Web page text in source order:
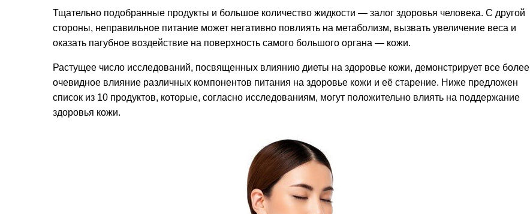
Тщательно подобранные продукты и большое количество жидкости — залог здоровья человека. С другой
стороны, неправильное питание может негативно повлиять на метаболизм, вызвать увеличение веса и
оказать пагубное воздействие на поверхность самого большого органа — кожи.
Растущее число исследований, посвященных влиянию диеты на здоровье кожи, демонстрирует все более
очевидное влияние различных компонентов питания на здоровье кожи и её старение. Ниже предложен
список из 10 продуктов, которые, согласно исследованиям, могут положительно влиять на поддержание
здоровья кожи.